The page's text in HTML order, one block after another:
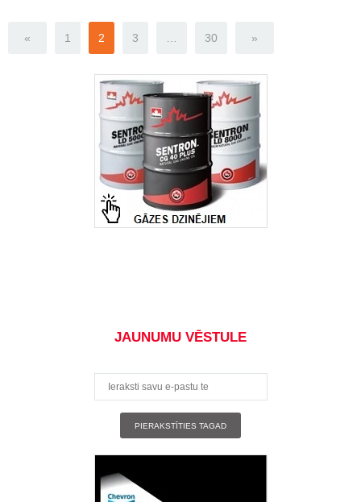
« 1 2 3 30 »
JAUNUMU VĒSTULE